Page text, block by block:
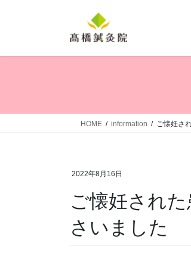
HOME information ご懐妊さ
2022年8月16日
ご懐妊され
さいました